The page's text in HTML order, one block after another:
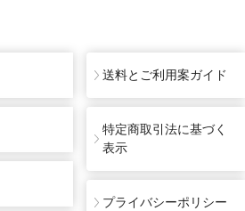
送料とご利用案ガイド
特定商取引法に基づく
表示
プライバシーポリシー